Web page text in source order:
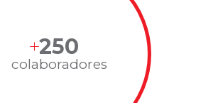
250
colaboradores